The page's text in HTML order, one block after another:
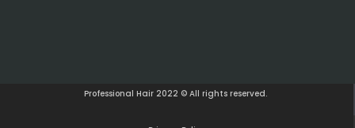
Professional Hair 2022 © All rights reserved.